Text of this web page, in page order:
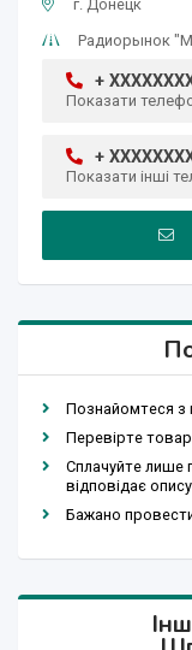
г. Донецк
Радиорынок
+
Показати
+
Показати інші
Познайомтеся з
Перевірте
Сплачуйте лише
відповідає
Бажано